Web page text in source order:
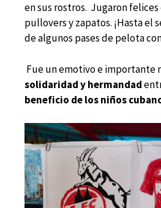
en sus rostros. Jugaron felices
pullovers y zapatos. ¡Hasta el
de algunos pases de pelota
Fue un emotivo e importante
solidaridad y hermandad
beneficio de los niños